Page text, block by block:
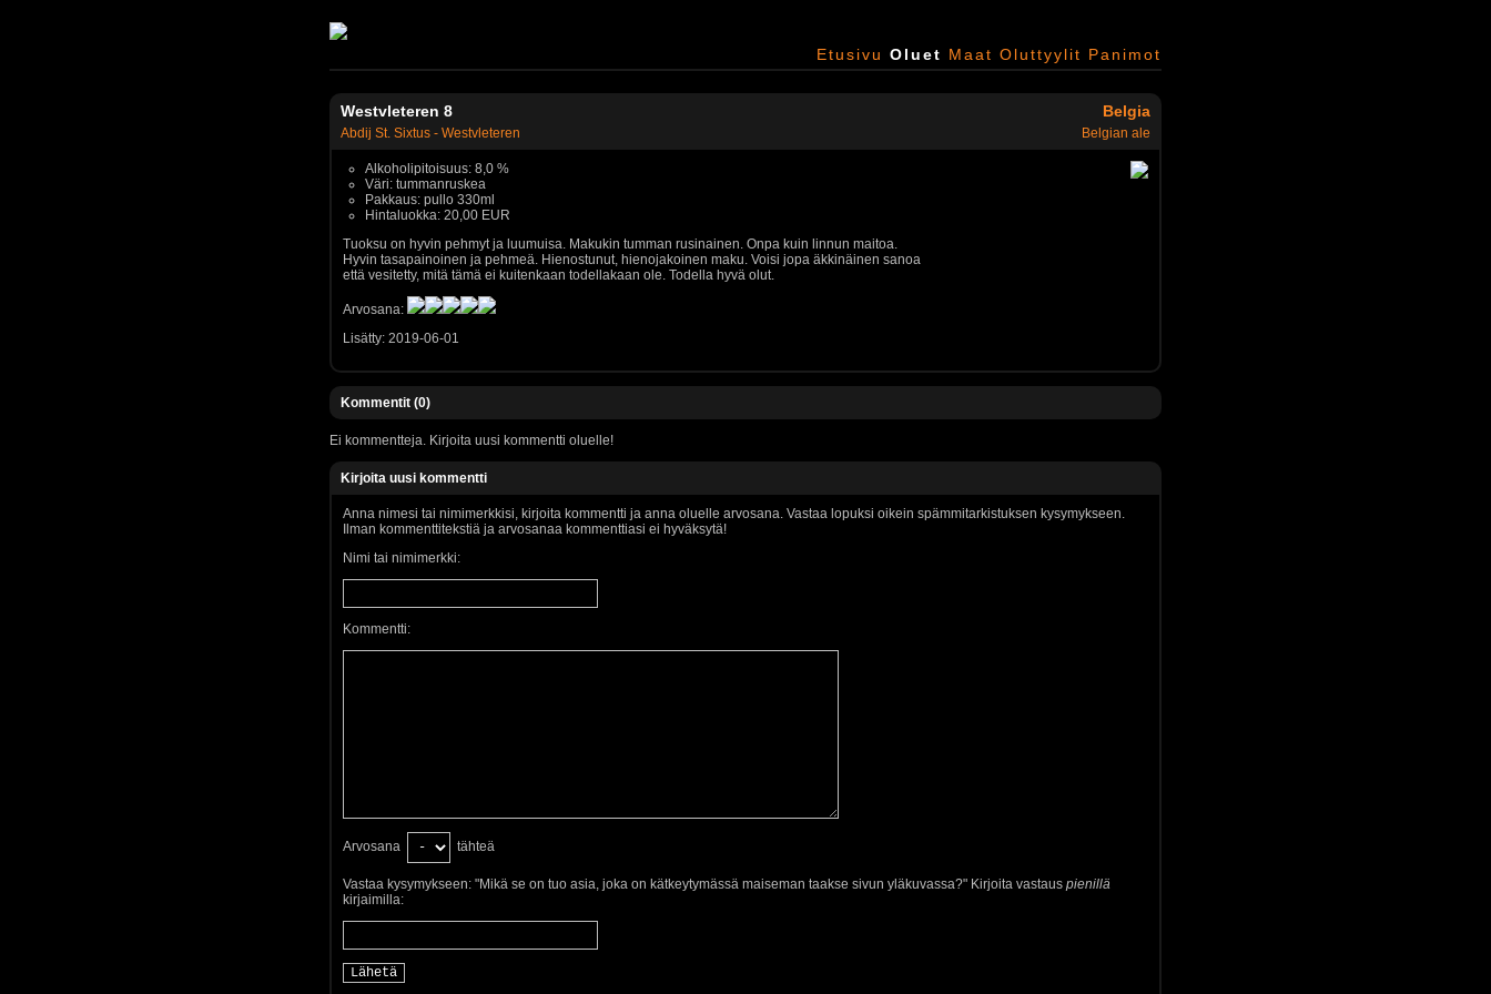
Etusivu Oluet Maat Oluttyylit Panimot
Westvleteren 8 Belgia
Abdij St. Sixtus - Westvleteren Belgian ale
Alkoholipitoisuus: 8,0 %
Väri: tummanruskea
Pakkaus: pullo 330ml
Hintaluokka: 20,00 EUR
Tuoksu on hyvin pehmyt ja luumuisa. Makukin tumman rusinainen. Onpa kuin linnun maitoa.
Hyvin tasapainoinen ja pehmeä. Hienostunut, hienojakoinen maku. Voisi jopa äkkinäinen sanoa
että vesitetty, mitä tämä ei kuitenkaan todellakaan ole. Todella hyvä olut.
Arvosana:
Lisätty: 2019-06-01
Kommentit (0)
Ei kommentteja. Kirjoita uusi kommentti oluelle!
Kirjoita uusi kommentti
Anna nimesi tai nimimerkkisi, kirjoita kommentti ja anna oluelle arvosana. Vastaa lopuksi oikein spämmitarkistuksen kysymykseen.
Ilman kommenttitekstiä ja arvosanaa kommenttiasi ei hyväksytä!
Nimi tai nimimerkki:
Kommentti:
Arvosana tähteä
Vastaa kysymykseen: "Mikä se on tuo asia, joka on kätkeytymässä maiseman taakse sivun yläkuvassa?" Kirjoita vastaus pienillä
kirjaimilla: